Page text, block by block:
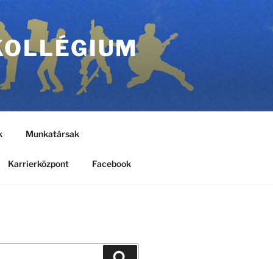
Munkatársak
Karrierközpont Facebook